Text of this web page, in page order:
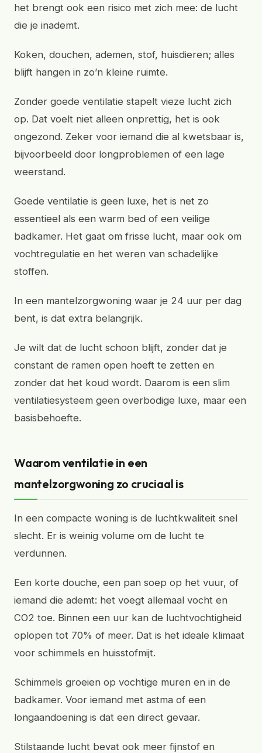
het brengt ook een risico met zich mee: de lucht
die je inademt.
Koken, douchen, ademen, stof, huisdieren; alles
blijft hangen in zo’n kleine ruimte.
Zonder goede ventilatie stapelt vieze lucht zich
op. Dat voelt niet alleen onprettig, het is ook
ongezond. Zeker voor iemand die al kwetsbaar is,
bijvoorbeeld door longproblemen of een lage
weerstand.
Goede ventilatie is geen luxe, het is net zo
essentieel als een warm bed of een veilige
badkamer. Het gaat om frisse lucht, maar ook om
vochtregulatie en het weren van schadelijke
stoffen.
In een mantelzorgwoning waar je 24 uur per dag
bent, is dat extra belangrijk.
Je wilt dat de lucht schoon blijft, zonder dat je
constant de ramen open hoeft te zetten en
zonder dat het koud wordt. Daarom is een slim
ventilatiesysteem geen overbodige luxe, maar een
basisbehoefte.
Waarom ventilatie in een
mantelzorgwoning zo cruciaal is
In een compacte woning is de luchtkwaliteit snel
slecht. Er is weinig volume om de lucht te
verdunnen.
Een korte douche, een pan soep op het vuur, of
iemand die ademt: het voegt allemaal vocht en
CO2 toe. Binnen een uur kan de luchtvochtigheid
oplopen tot 70% of meer. Dat is het ideale klimaat
voor schimmels en huisstofmijt.
Schimmels groeien op vochtige muren en in de
badkamer. Voor iemand met astma of een
longaandoening is dat een direct gevaar.
Stilstaande lucht bevat ook meer fijnstof en